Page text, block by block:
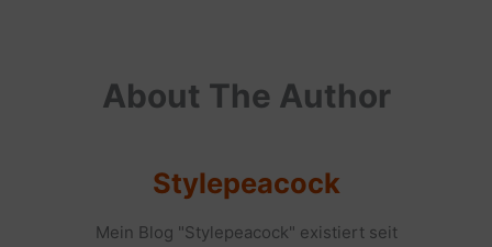
About The Author
Stylepeacock
Mein Blog "Stylepeacock" existiert seit